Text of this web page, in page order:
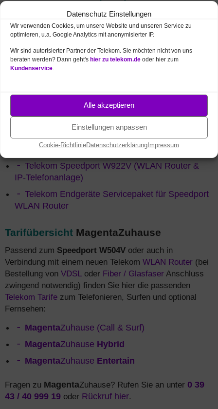
Datenschutz Einstellungen
Wir verwenden Cookies, um unsere Website und unseren Service zu
optimieren, u.a. Google Analytics mit anonymisierter IP.
Wir sind autorisierter Partner der Telekom. Sie möchten nicht von uns
beraten werden? Dann geht's hier zu telekom.de oder hier zum
Kundenservice
Alle akzeptieren
Einstellungen anpassen
Cookie-RichtlinieDatenschutzerklärungImpressum
Telekom Speedport Hybrid (Bündelung DSL /
VDSL und LTE)
Telekom Speedport ISDN Adapter für den IP-
Anschluss
IP-Telefonanlage)
Telekom Speedport Neo (WLAN Router,
Telekom Speedport Entry 2 – Einstiegs-Router
(DSL / VDSL)
Telekom Speedport W922V (WLAN Router &
IP-Telefonanlage)
Telekom Endgeräte Servicepaket für Speedport
WLAN Router
Tarifübersicht MagentaZuhause
Passend zum Speedport W504V oder auch in
Verbindung mit einem neuen Telekom WLAN Router (bei
Bestellung von VDSL oder Fiber / Glasfaser Anschluss
zwingend notwendig) finden Sie hier die passenden
Telekom Tarife zum Telefonieren, Surfen und optional
Fernsehen:
MagentaZuhause (Call & Surf)
MagentaZuhause Hybrid
MagentaZuhause Entertain
Fragen zu MagentaZuhause? Rufen Sie an unter 0 39
43 / 40 999 19 oder Rückruf hier.